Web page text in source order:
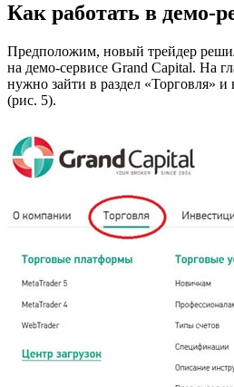
Как работать в демо-
Предположим, новый трейдер
на демо-сервисе Grand Capital. На
нужно зайти в раздел «Торговля» и
(рис. 5).